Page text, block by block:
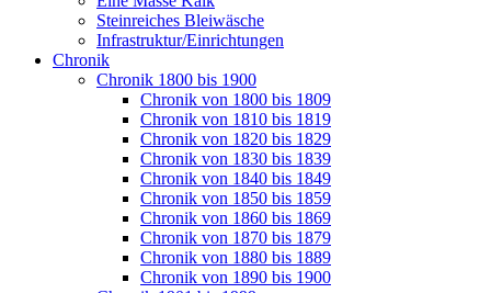
Steinreiches Bleiwäsche
Infrastruktur/Einrichtungen
Chronik
Chronik 1800 bis 1900
Chronik von 1800 bis 1809
Chronik von 1810 bis 1819
Chronik von 1820 bis 1829
Chronik von 1830 bis 1839
Chronik von 1840 bis 1849
Chronik von 1850 bis 1859
Chronik von 1860 bis 1869
Chronik von 1870 bis 1879
Chronik von 1880 bis 1889
Chronik von 1890 bis 1900